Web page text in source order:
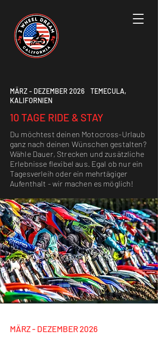
MÄRZ - DEZEMBER 2026 TEMECULA,
KALIFORNIEN
10 TAGE RIDE & STAY
Du möchtest deinen Motocross-Urlaub
ganz nach deinen Wünschen gestalten?
Wähle Dauer, Strecken und zusätzliche
Erlebnisse flexibel aus. Egal ob nur ein
Tagesverleih oder ein mehrtägiger
Aufenthalt - wir machen es möglich!
MÄRZ - DEZEMBER 2026